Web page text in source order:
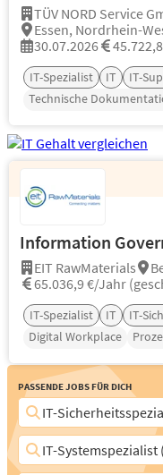
TÜV NORD Service
Essen, Nordrhein-
30.07.2026
IT-Spezialist IT IT-
Technische
Information
EIT RawMaterials
65.036,9 €/Jahr
IT-Spezialist IT IT-
Digital Workplace
Passende Jobs für Dich
IT-
IT-Systemspezialist